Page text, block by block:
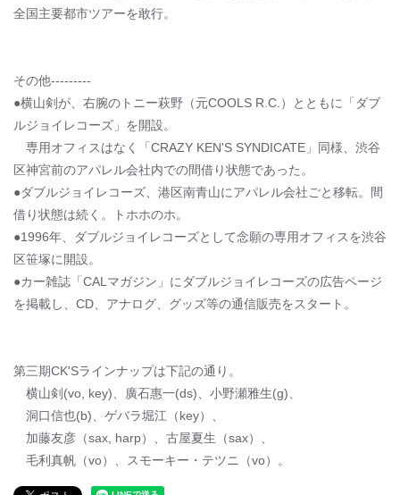
全国主要都市ツアーを敢行。
その他---------
●横山剣が、右腕のトニー萩野（元COOLS R.C.）とともに「ダブ
ルジョイレコーズ」を開設。
専用オフィスはなく「CRAZY KEN'S SYNDICATE」同様、渋谷
区神宮前のアパレル会社内での間借り状態であった。
●ダブルジョイレコーズ、港区南青山にアパレル会社ごと移転。間
借り状態は続く。トホホのホ。
●1996年、ダブルジョイレコーズとして念願の専用オフィスを渋谷
区笹塚に開設。
●カー雑誌「CALマガジン」にダブルジョイレコーズの広告ページ
を掲載し、CD、アナログ、グッズ等の通信販売をスタート。
第三期CK'Sラインナップは下記の通り。
横山剣(vo, key)、廣石惠一(ds)、小野瀬雅生(g)、
洞口信也(b)、ゲバラ堀江（key）、
加藤友彦（sax, harp）、古屋夏生（sax）、
毛利真帆（vo）、スモーキー・テツニ（vo）。